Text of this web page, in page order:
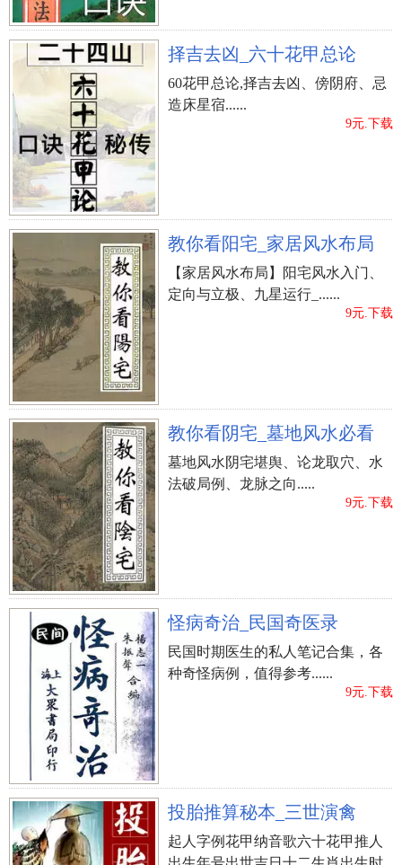
择吉去凶_六十花甲总论
60花甲总论,择吉去凶、傍阴府、忌
造床星宿......
9元.下载
教你看阳宅_家居风水布局
【家居风水布局】阳宅风水入门、
定向与立极、九星运行_......
9元.下载
教你看阴宅_墓地风水必看
墓地风水阴宅堪舆、论龙取穴、水
法破局例、龙脉之向.....
9元.下载
怪病奇治_民国奇医录
民国时期医生的私人笔记合集，各
种奇怪病例，值得参考......
9元.下载
投胎推算秘本_三世演禽
起人字例花甲纳音歌六十花甲推人